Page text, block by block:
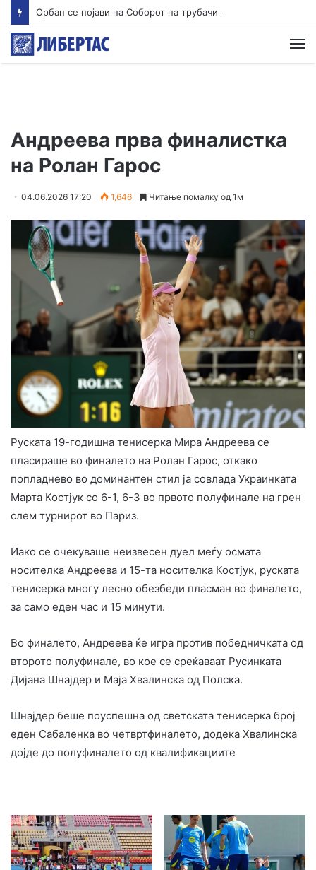
Орбан се појави на Соборот на трубачи во српска Гуча
Андреева прва финалистка
на Ролан Гарос
04.06.2026 17:20 1,646 Читање помалку од 1м
Руската 19-годишна тенисерка Мира Андреева се
пласираше во финалето на Ролан Гарос, откако
попладнево во доминантен стил ја совлада Украинката
Марта Костјук со 6-1, 6-3 во првото полуфинале на грен
слем турнирот во Париз.
Иако се очекуваше неизвесен дуел меѓу осмата
носителка Андреева и 15-та носителка Костјук, руската
тенисерка многу лесно обезбеди пласман во финалето,
за само еден час и 15 минути.
Во финалето, Андреева ќе игра против победничката од
второто полуфинале, во кое се среќаваат Русинката
Дијана Шнајдер и Маја Хвалинска од Полска.
Шнајдер беше поуспешна од светската тенисерка број
еден Сабаленка во четвртфиналето, додека Хвалинска
дојде до полуфиналето од квалификациите